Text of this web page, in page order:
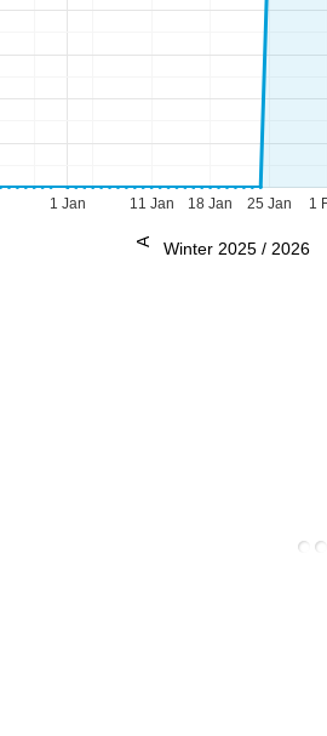
09:00-14:00
Advies
1 Jan 1
11 Jan 18 Jan 25 Jan
Winter 2025 / 2026